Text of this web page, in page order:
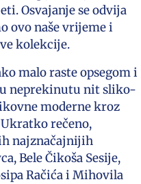
Osvajanje se odvija
ovo naše vrijeme i
kolekcije.
malo raste opsegom i
neprekinutu nit sliko-
moderne kroz
rečeno,
najznačajnijih
Bele Čikoša Sesije,
Račića i Mihovila